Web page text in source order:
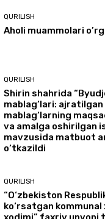
QURILISH
Aholi muammolari
QURILISH
Shirin shahrida
mablag‘lari: ajratilgan
mablag‘larning
va amalga oshirilgan
mavzusida matbuot
o‘tkazildi
QURILISH
“O‘zbekiston
ko‘rsatgan kommunal